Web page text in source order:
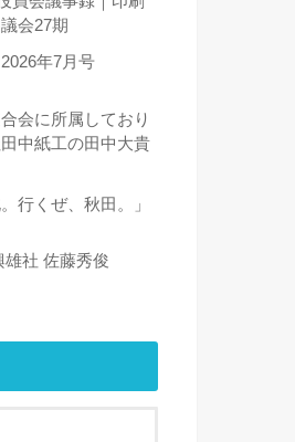
会27期
年7月号
会に所属しており
中紙工の田中大貴
行くぜ、秋田。」
雄社 佐藤秀俊